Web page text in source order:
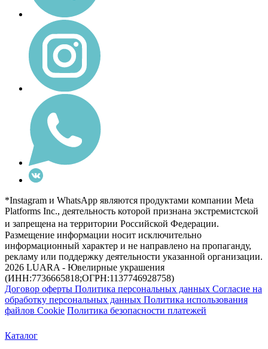
*Instagram и WhatsApp являются продуктами компании Meta
Platforms Inc., деятельность которой признана экстремистской
и запрещена на территории Российской Федерации.
Размещение информации носит исключительно
информационный характер и не направлено на пропаганду,
рекламу или поддержку деятельности указанной организации.
2026 LUARA - Ювелирные украшения
(ИНН:7736665818;ОГРН:1137746928758)
Договор оферты Политика персональных данных Согласие на
обработку персональных данных Политика использования
файлов Cookie Политика безопасности платежей
Каталог